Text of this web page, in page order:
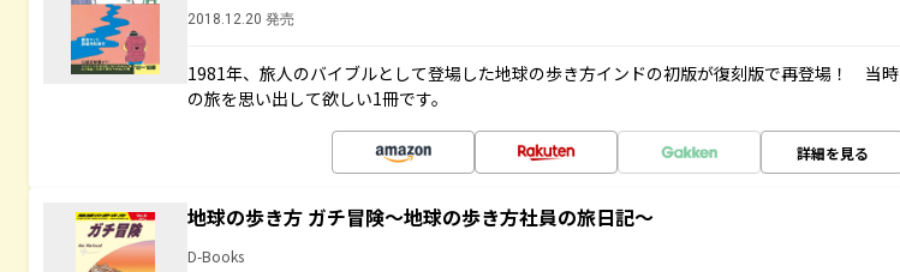
2018.12.20 発売
1981年、旅人のバイブルとして登場した地球の歩き方インドの初版が復刻版で再登場！ 当時
の旅を思い出して欲しい1冊です。
詳細を見る
地球の歩き方 ガチ冒険～地球の歩き方社員の旅日記～
D-Books